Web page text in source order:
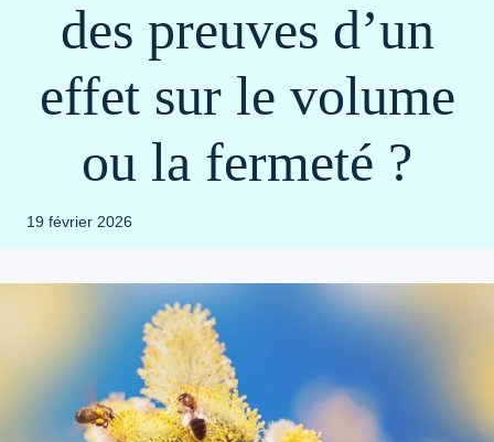
des preuves d’un
effet sur le volume
ou la fermeté ?
19 février 2026